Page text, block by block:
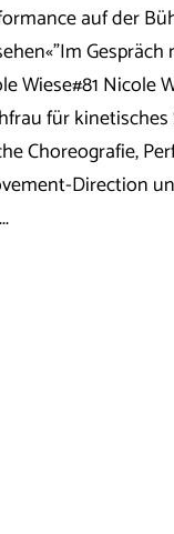
auf der
Wiese#81 Nicole
für
Choreografie,
Direction